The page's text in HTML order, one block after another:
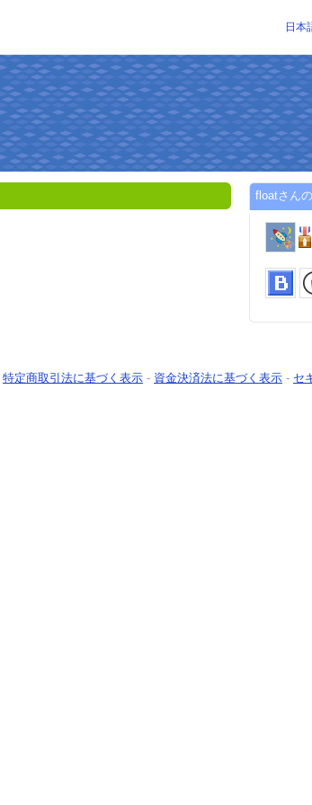
日本
floatさん
特定商取引法に基づく表示 - 資金決済法に基づく表示 - セ